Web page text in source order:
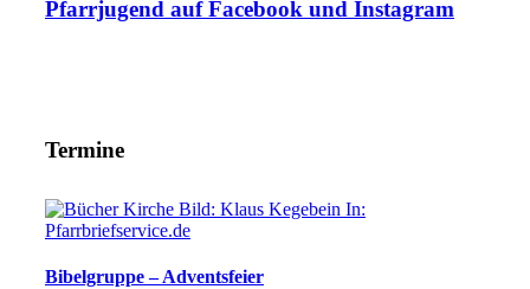
Pfarrjugend auf Facebook und Instagram
Termine
Bibelgruppe – Adventsfeier